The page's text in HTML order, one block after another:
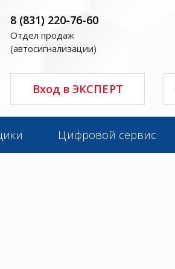
8 (831) 220-76-60
Отдел продаж
(автосигнализации)
Вход в ЭКСПЕРТ
Цифровой сервис